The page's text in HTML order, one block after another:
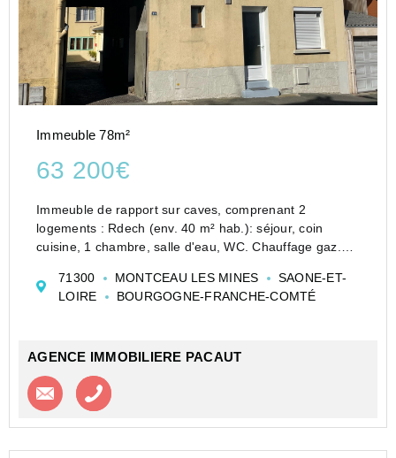
Immeuble 78m²
63 200€
Immeuble de rapport sur caves, comprenant 2
logements : Rdech (env. 40 m² hab.): séjour, coin
cuisine, 1 chambre, salle d'eau, WC. Chauffage gaz.
séjour, 1 chambre, salle d'eau, WC. Chauffage él...
71300 MONTCEAU LES MINES
SAONE-ET-
LOIRE
BOURGOGNE-FRANCHE-COMTÉ
AGENCE IMMOBILIERE PACAUT
Contacter l'agence